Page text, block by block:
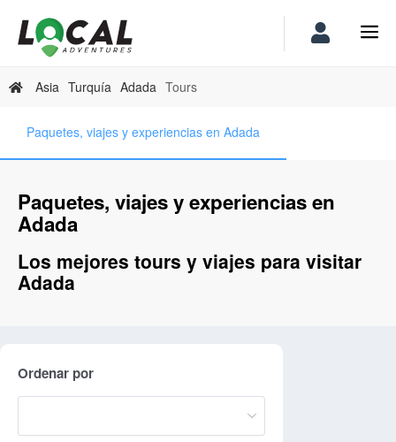
Asia Turquía Adada Tours
Paquetes, viajes y experiencias en Adada
Paquetes, viajes y experiencias en
Adada
Los mejores tours y viajes para visitar
Adada
Ordenar por